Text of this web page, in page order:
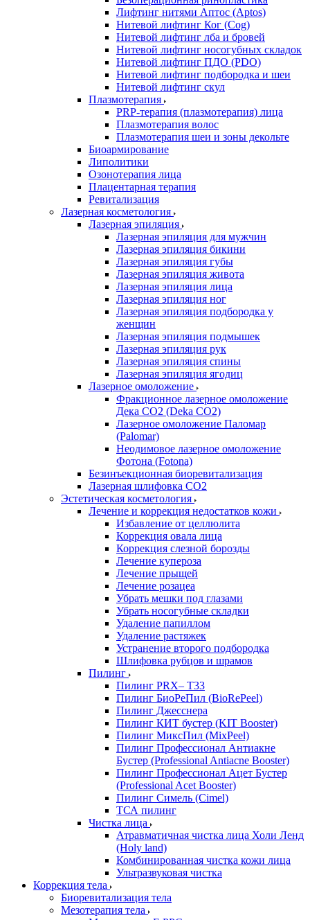
Лифтинг нитями Аптос (Aptos)
Нитевой лифтинг Ког (Cog)
Нитевой лифтинг лба и бровей
Нитевой лифтинг носогубных складок
Нитевой лифтинг ПДО (PDO)
Нитевой лифтинг подбородка и шеи
Нитевой лифтинг скул
Плазмотерапия
PRP-терапия (плазмотерапия) лица
Плазмотерапия волос
Плазмотерапия шеи и зоны декольте
Биоармирование
Липолитики
Озонотерапия лица
Плацентарная терапия
Ревитализация
Лазерная косметология
Лазерная эпиляция
Лазерная эпиляция для мужчин
Лазерная эпиляция бикини
Лазерная эпиляция губы
Лазерная эпиляция живота
Лазерная эпиляция лица
Лазерная эпиляция ног
Лазерная эпиляция подбородка у
женщин
Лазерная эпиляция подмышек
Лазерная эпиляция рук
Лазерная эпиляция спины
Лазерная эпиляция ягодиц
Лазерное омоложение
Фракционное лазерное омоложение
Дека СО2 (Deka CO2)
Лазерное омоложение Паломар
(Palomar)
Неодимовое лазерное омоложение
Фотона (Fotona)
Безинъекционная биоревитализация
Лазерная шлифовка СО2
Эстетическая косметология
Лечение и коррекция недостатков кожи
Избавление от целлюлита
Коррекция овала лица
Коррекция слезной борозды
Лечение купероза
Лечение прыщей
Лечение розацеа
Убрать мешки под глазами
Убрать носогубные складки
Удаление папиллом
Удаление растяжек
Устранение второго подбородка
Шлифовка рубцов и шрамов
Пилинг
Пилинг PRX– T33
Пилинг БиоРеПил (BioRePeel)
Пилинг Джесснера
Пилинг КИТ бустер (KIT Booster)
Пилинг МиксПил (MixPeel)
Пилинг Профессионал Антиакне
Бустер (Professional Antiacne Вooster)
Пилинг Профессионал Ацет Бустер
(Professional Acet Booster)
Пилинг Симель (Cimel)
ТСА пилинг
Чистка лица
Атравматичная чистка лица Холи Ленд
(Holy land)
Комбинированная чистка кожи лица
Ультразвуковая чистка
Коррекция тела
Биоревитализация тела
Мезотерапия тела